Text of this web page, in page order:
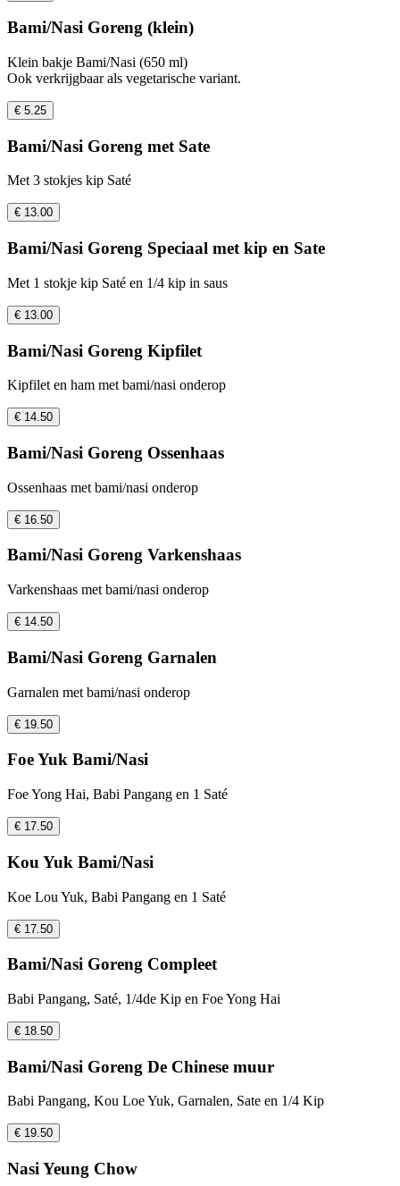
Bami/Nasi Goreng (klein)
Klein bakje Bami/Nasi (650 ml)
Ook verkrijgbaar als vegetarische variant.
€ 5.25
Bami/Nasi Goreng met Sate
Met 3 stokjes kip Saté
€ 13.00
Bami/Nasi Goreng Speciaal met kip en Sate
Met 1 stokje kip Saté en 1/4 kip in saus
€ 13.00
Bami/Nasi Goreng Kipfilet
Kipfilet en ham met bami/nasi onderop
€ 14.50
Bami/Nasi Goreng Ossenhaas
Ossenhaas met bami/nasi onderop
€ 16.50
Bami/Nasi Goreng Varkenshaas
Varkenshaas met bami/nasi onderop
€ 14.50
Bami/Nasi Goreng Garnalen
Garnalen met bami/nasi onderop
€ 19.50
Foe Yuk Bami/Nasi
Foe Yong Hai, Babi Pangang en 1 Saté
€ 17.50
Kou Yuk Bami/Nasi
Koe Lou Yuk, Babi Pangang en 1 Saté
€ 17.50
Bami/Nasi Goreng Compleet
Babi Pangang, Saté, 1/4de Kip en Foe Yong Hai
€ 18.50
Bami/Nasi Goreng De Chinese muur
Babi Pangang, Kou Loe Yuk, Garnalen, Sate en 1/4 Kip
€ 19.50
Nasi Yeung Chow